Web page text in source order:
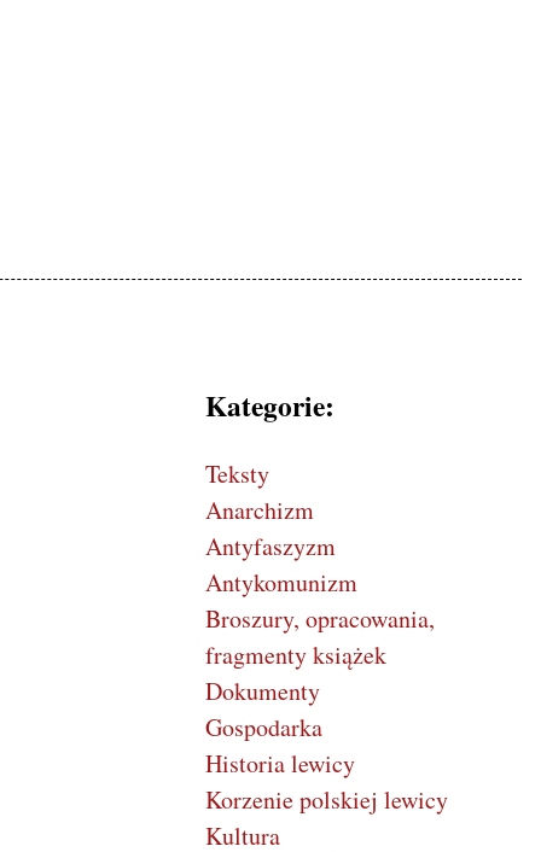
Kategorie:
Teksty
Anarchizm
Antyfaszyzm
Antykomunizm
Broszury, opracowania,
fragmenty książek
Dokumenty
Gospodarka
Historia lewicy
Korzenie polskiej lewicy
Kultura